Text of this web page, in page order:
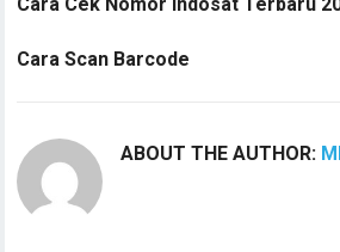
Cara Scan Barcode
ABOUT THE AUTHOR: